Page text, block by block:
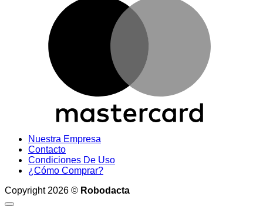
Nuestra Empresa
Contacto
Condiciones De Uso
¿Cómo Comprar?
Copyright 2026 © Robodacta